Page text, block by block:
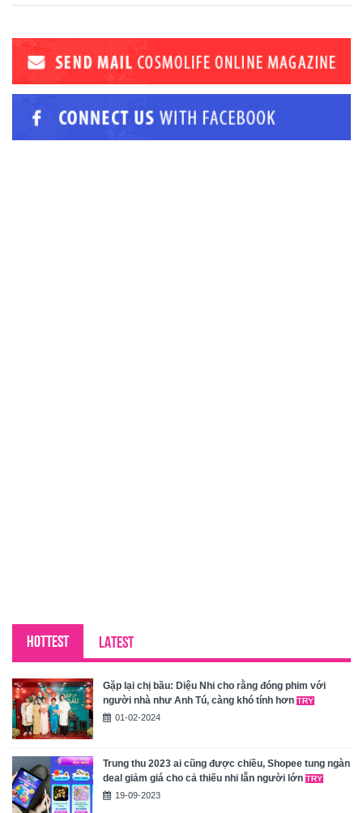
HOTTEST LATEST
Gặp lại chị bầu: Diệu Nhi cho rằng đóng phim với
người nhà như Anh Tú, càng khó tính hơn
01-02-2024
Trung thu 2023 ai cũng được chiều, Shopee tung ngàn
deal giảm giá cho cả thiếu nhi lẫn người lớn
19-09-2023